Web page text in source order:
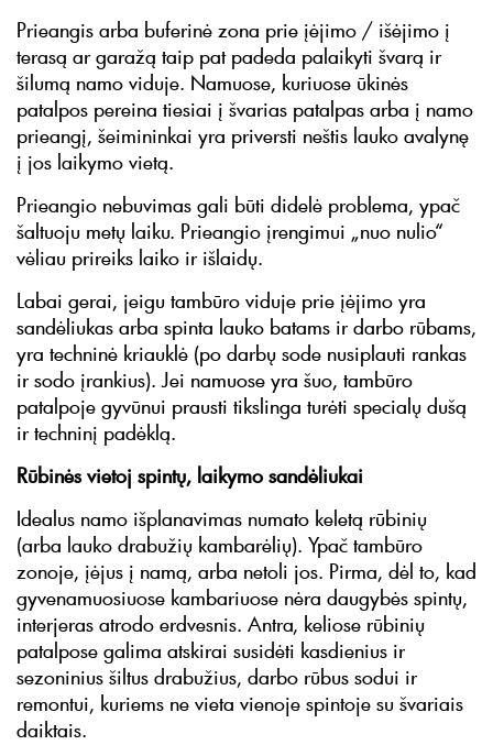
Prieangis arba buferinė zona prie įėjimo / išėjimo į
terasą ar garažą taip pat padeda palaikyti švarą ir
šilumą namo viduje. Namuose, kuriuose ūkinės
patalpos pereina tiesiai į švarias patalpas arba į namo
prieangį, šeimininkai yra priversti neštis lauko avalynę
į jos laikymo vietą.
Prieangio nebuvimas gali būti didelė problema, ypač
šaltuoju metų laiku. Prieangio įrengimui „nuo nulio“
vėliau prireiks laiko ir išlaidų.
Labai gerai, jeigu tambūro viduje prie įėjimo yra
sandėliukas arba spinta lauko batams ir darbo rūbams,
yra techninė kriauklė (po darbų sode nusiplauti rankas
ir sodo įrankius). Jei namuose yra šuo, tambūro
patalpoje gyvūnui prausti tikslinga turėti specialų dušą
ir techninį padėklą.
Rūbinės vietoj spintų, laikymo sandėliukai
Idealus namo išplanavimas numato keletą rūbinių
(arba lauko drabužių kambarėlių). Ypač tambūro
zonoje, įėjus į namą, arba netoli jos. Pirma, dėl to, kad
gyvenamuosiuose kambariuose nėra daugybės spintų,
interjeras atrodo erdvesnis. Antra, keliose rūbinių
patalpose galima atskirai susidėti kasdienius ir
sezoninius šiltus drabužius, darbo rūbus sodui ir
remontui, kuriems ne vieta vienoje spintoje su švariais
daiktais.